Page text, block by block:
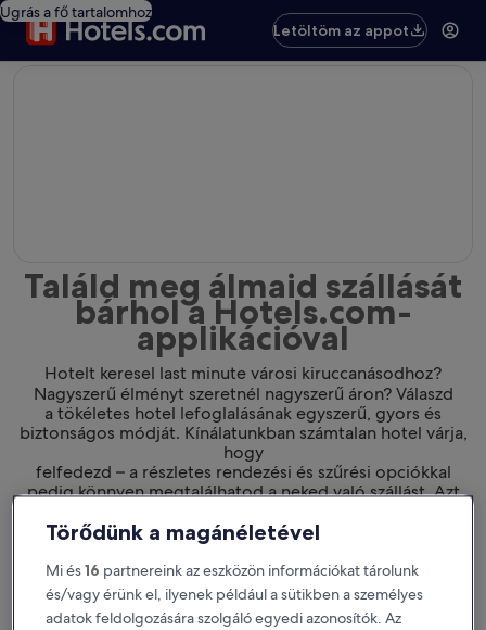
Ugrás a fő tartalomhoz
Letöltöm az appot
Találd meg álmaid szállását
bárhol a Hotels.com-
applikációval
Hotelt keresel last minute városi kiruccanásodhoz?
Nagyszerű élményt szeretnél nagyszerű áron? Válaszd
a tökéletes hotel lefoglalásának egyszerű, gyors és
biztonságos módját. Kínálatunkban számtalan hotel várja,
hogy
felfedezd – a részletes rendezési és szűrési opciókkal
pedig könnyen megtalálhatod a neked való szállást. Azt
tetszene a szállásod. Azt szeretnénk, hogy megtaláld a
tökéleteset.
Letölthető iOS-re és Androidra
Törődünk a magánéletével
Mi és16 partnereink az eszközön információkat tárolunk
és/vagy érünk el, ilyenek például a sütikben a személyes
adatok feldolgozására szolgáló egyedi azonosítók. Az